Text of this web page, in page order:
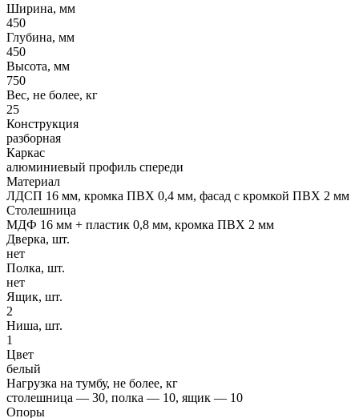
Ширина, мм
450
Глубина, мм
450
Высота, мм
750
Вес, не более, кг
25
Конструкция
разборная
Каркас
алюминиевый профиль спереди
Материал
ЛДСП 16 мм, кромка ПВХ 0,4 мм, фасад с кромкой ПВХ 2 мм
Столешница
МДФ 16 мм + пластик 0,8 мм, кромка ПВХ 2 мм
Дверка, шт.
нет
Полка, шт.
нет
Ящик, шт.
2
Ниша, шт.
1
Цвет
белый
Нагрузка на тумбу, не более, кг
столешница — 30, полка — 10, ящик — 10
Опоры